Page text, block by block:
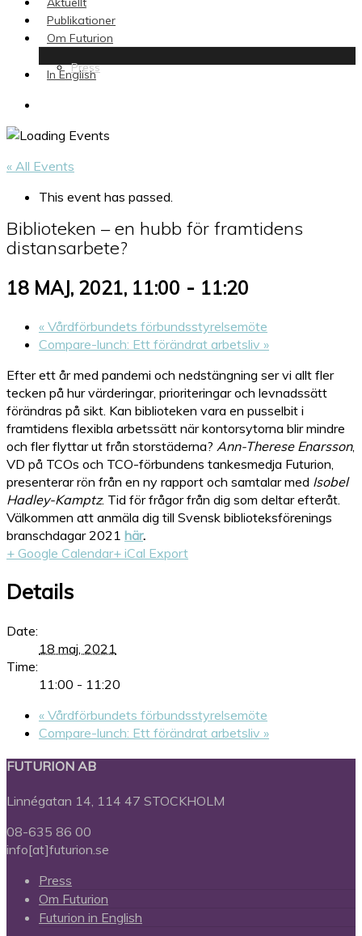
Publikationer
Om Futurion
Press
In English
« All Events
This event has passed.
Biblioteken – en hubb för framtidens
distansarbete?
18 MAJ, 2021, 11:00 - 11:20
« Vårdförbundets förbundsstyrelsemöte
Compare-lunch: Ett förändrat arbetsliv »
Efter ett år med pandemi och nedstängning ser vi allt fler
tecken på hur värderingar, prioriteringar och levnadssätt
förändras på sikt. Kan biblioteken vara en pusselbit i
framtidens flexibla arbetssätt när kontorsytorna blir mindre
och fler flyttar ut från storstäderna? Ann-Therese Enarsson,
VD på TCOs och TCO-förbundens tankesmedja Futurion,
presenterar rön från en ny rapport och samtalar med Isobel
Hadley-Kamptz. Tid för frågor från dig som deltar efteråt.
Välkommen att anmäla dig till Svensk biblioteksförenings
branschdagar 2021 här.
+ Google Calendar+ iCal Export
Details
Date:
18 maj, 2021
Time:
11:00 - 11:20
« Vårdförbundets förbundsstyrelsemöte
Compare-lunch: Ett förändrat arbetsliv »
FUTURION AB
Linnégatan 14, 114 47 STOCKHOLM
08-635 86 00
info[at]futurion.se
Press
Om Futurion
Futurion in English